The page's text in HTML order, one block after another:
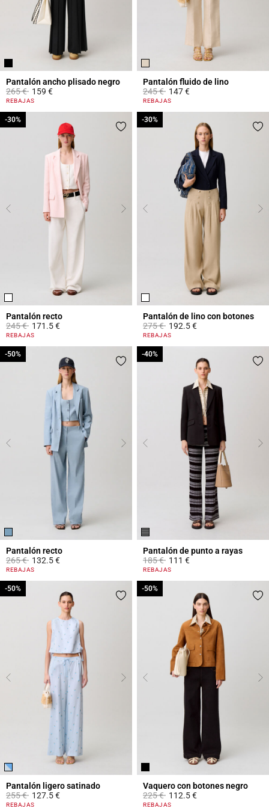
Pantalón ancho plisado negro
Price reduced from
265 €to159 €
5 out of 5 Customer Rating
REBAJAS
Pantalón fluido de lino
Price reduced from
245 €to147 €
5 out of 5 Customer Rating
REBAJAS
Pantalón recto
Price reduced from
245 €to
-30%
171.5 €
3,1 out of 5 Customer Rating
REBAJAS
-30%
Pantalón de lino con botones
Price reduced from
275 €to
-30%
192.5 €
5 out of 5 Customer Rating
REBAJAS
-30%
Pantalón recto
Price reduced from
265 €to
-50%
132.5 €
5 out of 5 Customer Rating
REBAJAS
-50%
Pantalón de punto a rayas
Price reduced from
185 €to
-40%
111 €
3,4 out of 5 Customer Rating
REBAJAS
-40%
Pantalón ligero satinado
Price reduced from
255 €to
-50%
127.5 €
4,2 out of 5 Customer Rating
REBAJAS
-50%
Vaquero con botones negro
Price reduced from
225 €to
-50%
112.5 €
3,6 out of 5 Customer Rating
REBAJAS
-50%